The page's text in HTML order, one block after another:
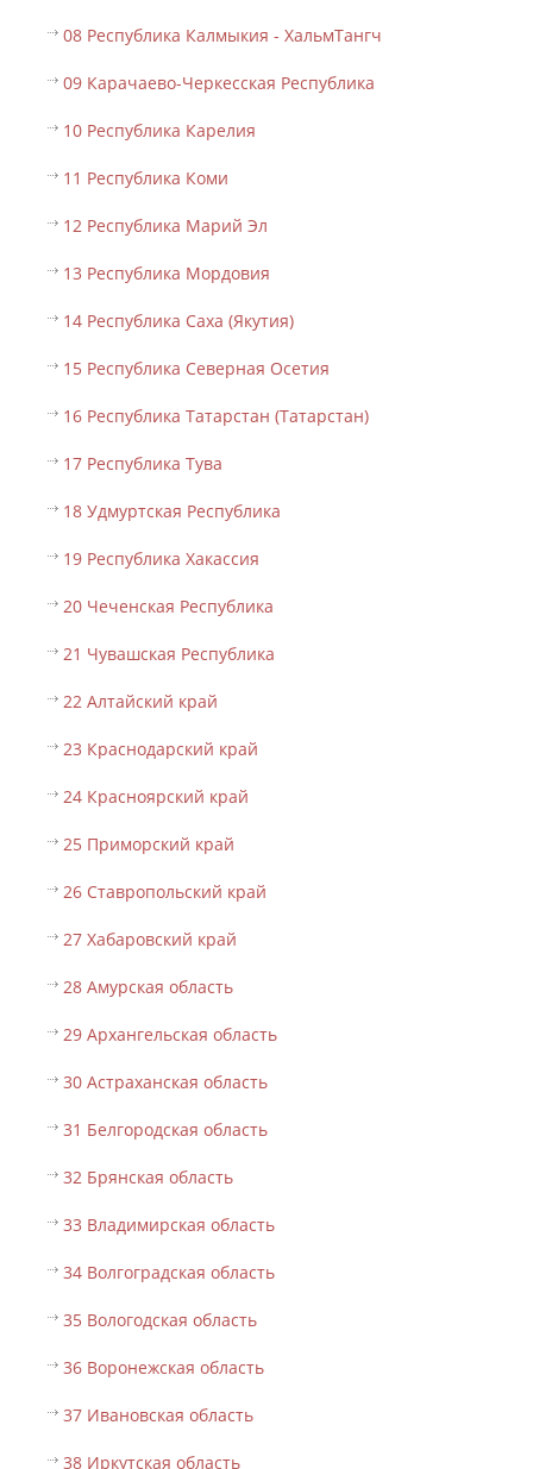
08 Республика Калмыкия - ХальмТангч
09 Карачаево-Черкесская Республика
10 Республика Карелия
11 Республика Коми
12 Республика Марий Эл
13 Республика Мордовия
14 Республика Саха (Якутия)
15 Республика Северная Осетия
16 Республика Татарстан (Татарстан)
17 Республика Тува
18 Удмуртская Республика
19 Республика Хакассия
20 Чеченская Республика
21 Чувашская Республика
22 Алтайский край
23 Краснодарский край
24 Красноярский край
25 Приморский край
26 Ставропольский край
27 Хабаровский край
28 Амурская область
29 Архангельская область
30 Астраханская область
31 Белгородская область
32 Брянская область
33 Владимирская область
34 Волгоградская область
35 Вологодская область
36 Воронежская область
37 Ивановская область
38 Иркутская область